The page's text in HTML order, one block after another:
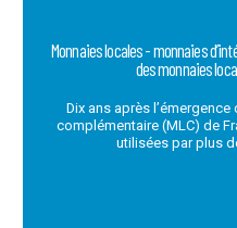
Monnaies locales - monnaies
des monnaies
Dix ans après
complémentaire (MLC) de
utilisées par plus